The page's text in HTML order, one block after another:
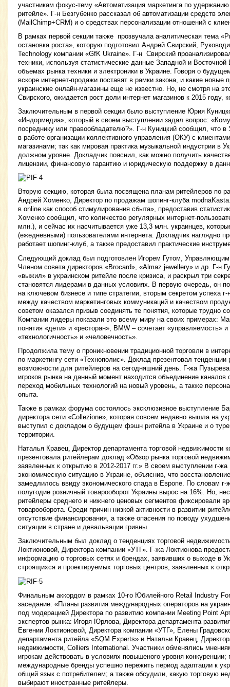
участникам фокус-тему «Автоматизация маркетинга по
ритейле». Г-н Безгубенко рассказал об автоматизации средств
(MailChimp+CRM) и о средствах персонализации отношений с
В рамках первой секции также прозвучала аналитическая тема
остановка роста», которую подготовил Андрей Свирский,
Technology компании «GfK Ukraine». Г-н Свирский
техники, используя статистические данные Западной и
объемах рынка техники и электроники в Украине. Говоря о
вскоре интернет-продажи поставят в рамки закона, и какие новые
украинские онлайн-магазины еще не известно. Но, не смотря на
Свирского, ожидается рост доли интернет магазинов к 2015 году,
Заключительным в первой секции было выступление Юрия
«Индормедиа», который в своем выступлении задал вопрос:
посреднику или правообладателю?». Г-н Куницкий сообщил, что в
в работе организации коллективного управления (ОКУ) с
магазинами; так как мировая практика музыкальной индустрии в
должном уровне. Докладчик пояснил, как можно получить
лицензии, финансовую гарантию и юридическую поддержку в
Вторую секцию, которая была посвящена планам ритейлеров по
Андрей Хоменко, Директор по продажам шопинг-клуба
в online как способ стимулирования сбыта», предоставив
Хоменко сообщил, что количество регулярных интернет-
млн.), и сейчас их насчитывается уже 13,3 млн. украинцев,
(ежедневными) пользователями интернета. Докладчик наглядно
работает шопинг-клуб, а также предоставил практические
Следующий доклад был подготовлен Игорем Гутом,
Членом совета директоров «Brocard», «Almaz jewellery» и др. Г-н
«выжил» в украинском ритейле после кризиса, и раскрыл три
становятся лидерами в данных условиях. В первую очередь, он
на ключевом бизнесе и типе стратегии, вторым секретом успеха
между качеством маркетинговых коммуникаций и качеством
советом оказался призыв соединять те понятия, которые трудно
Компании лидеры показали это всему миру на своих примерах:
понятия «дети» и «ресторан», BMW – сочетает «управляемость»
«технологичность» и «человечность».
Продолжила тему о проникновении традиционной торговли в
по маркетингу сети «Технополис». Доклад презентовал
возможности для ритейлеров на сегодняшний день. Г-жа
игроков рынка на данный момент находится объединение каналов
переход мобильных технологий на новый уровень, а также
опыта.
Также в рамках форума состоялось эксклюзивное выступление
директора сети «Collezione», которая совсем недавно вышла на
выступил с докладом о будущем фэшн ритейла в Украине и о
территории.
Наталья Кравец, Директор департамента торговой недвижимости
презентовала ритейлерам доклад «Обзор рынка торговой
заявленных к открытию в 2012-2017 гг.» В своем выступлении г-
экономическую ситуацию в Украине, объяснив, что
замедлилось ввиду экономического спада в Европе. По словам г-
полугодие розничный товарооборот Украины вырос на 16%. Но,
ритейлеры среднего и нижнего ценовых сегментов фиксировали
товарооборота. Среди причин низкой активности в развитии
отсутствие финансирования, а также опасения по поводу
ситуации в стране и девальвации гривны.
Заключительным был доклад о тенденциях торговой
Локтионовой, Директора компании «УТГ». Г-жа Локтионова
информацию о торговых сетях и брендах, заявивших о выходе в
строящихся и проектируемых торговых центров, заявленных к
Финальным аккордом в рамках 10-го Юбилейного Retail Industry
заседание: «Планы развития международных операторов на
под модерацией Директора по развитию компании Meeting Point
экспертов рынка: Игоря Юрлова, Директора департамента
Евгении Локтионовой, Директора компании «УТГ», Елены
департамента ритейла «SQM Experts» и Натальи Кравец,
недвижимости, Colliers International. Участники обменялись
игрокам действовать в условиях повышеного уровня конкуренции;
международные бренды успешно пережить период адаптации к
общий язык с потребителем; а также обсудили, какую торговую
выбирают иностранные ритейлеры.